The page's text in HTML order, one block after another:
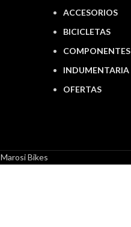
ACCESORIOS
BICICLETAS
COMPONENTES
INDUMENTARIA
OFERTAS
Marosi Bikes